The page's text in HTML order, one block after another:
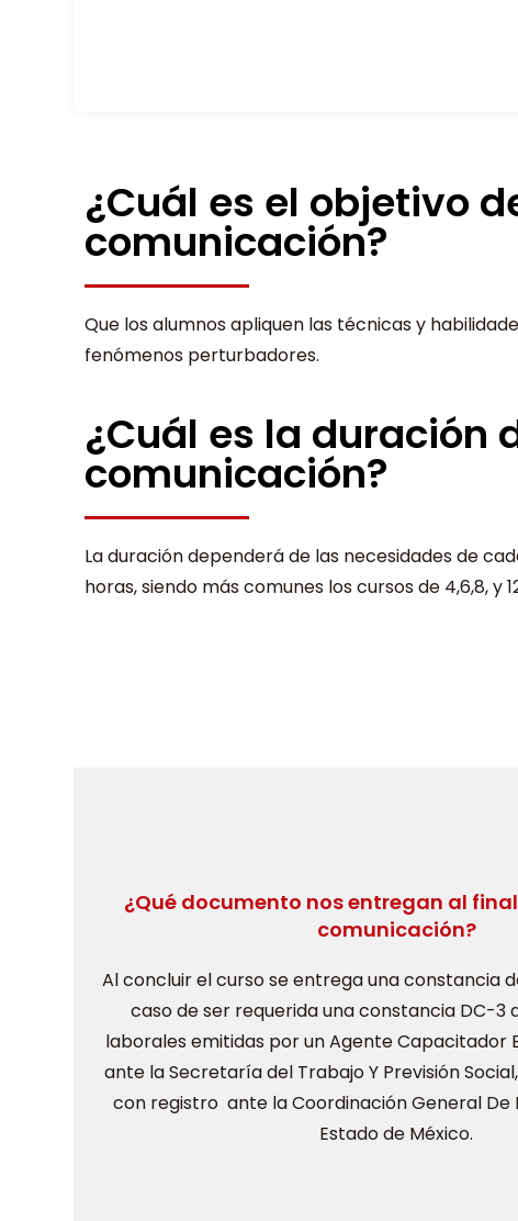
¿Cuál es el objetivo
comunicación?
Que los alumnos apliquen las técnicas y
fenómenos perturbadores.
¿Cuál es la duración
comunicación?
La duración dependerá de las necesidades de
horas, siendo más comunes los cursos de 4,6,8, y
¿Qué documento nos entregan al
comunicación?
Al concluir el curso se entrega una constancia
caso de ser requerida una constancia DC-3
laborales emitidas por un Agente Capacitador
ante la Secretaría del Trabajo Y Previsión
con registro ante la Coordinación General De
Estado de México.